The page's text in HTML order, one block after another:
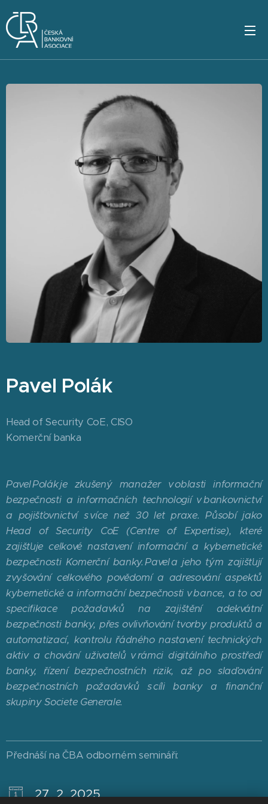
Pavel Polák
Head of Security CoE, CISO
Komerční banka
Pavel Polák je zkušený manažer v oblasti informační
bezpečnosti a informačních technologií v bankovnictví
a pojišťovnictví s více než 30 let praxe. Působí jako
Head of Security CoE (Centre of Expertise), které
zajišťuje celkové nastavení informační a kybernetické
bezpečnosti Komerční banky. Pavel a jeho tým zajišťují
zvyšování celkového povědomí a adresování aspektů
kybernetické a informační bezpečnosti v bance, a to od
specifikace požadavků na zajištění adekvátní
bezpečnosti banky, přes ovlivňování tvorby produktů a
automatizací, kontrolu řádného nastavení technických
aktiv a chování uživatelů v rámci digitálního prostředí
banky, řízení bezpečnostních rizik, až po slaďování
bezpečnostních požadavků s cíli banky a finanční
skupiny Societe Generale.
Přednáší na ČBA odborném semináři:
27. 2. 2025